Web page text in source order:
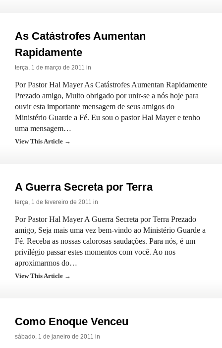
As Catástrofes Aumentan
Rapidamente
terça, 1 de março de 2011 in
Por Pastor Hal Mayer As Catástrofes Aumentan Rapidamente
Prezado amigo, Muito obrigado por unir-se a nós hoje para
ouvir esta importante mensagem de seus amigos do
Ministério Guarde a Fé. Eu sou o pastor Hal Mayer e tenho
uma mensagem…
View This Article →
A Guerra Secreta por Terra
terça, 1 de fevereiro de 2011 in
Por Pastor Hal Mayer A Guerra Secreta por Terra Prezado
amigo, Seja mais uma vez bem-vindo ao Ministério Guarde a
Fé. Receba as nossas calorosas saudações. Para nós, é um
privilégio passar estes momentos com você. Ao nos
aproximarmos do…
View This Article →
Como Enoque Venceu
sábado, 1 de janeiro de 2011 in